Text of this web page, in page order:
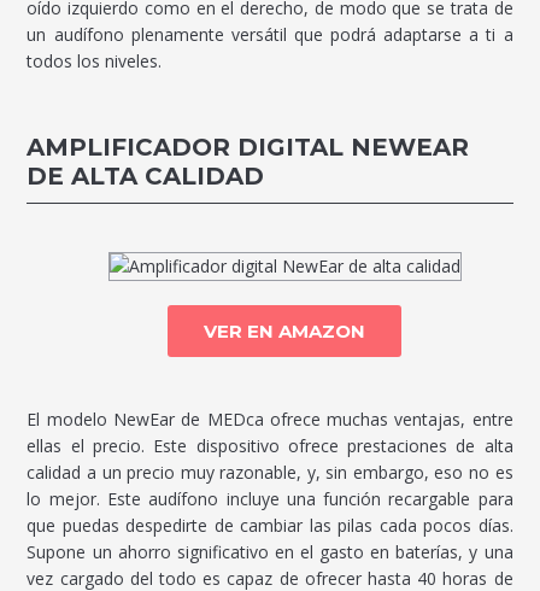
oído izquierdo como en el derecho, de modo que se trata de
un audífono plenamente versátil que podrá adaptarse a ti a
todos los niveles.
AMPLIFICADOR DIGITAL NEWEAR
DE ALTA CALIDAD
VER EN AMAZON
El modelo NewEar de MEDca ofrece muchas ventajas, entre
ellas el precio. Este dispositivo ofrece prestaciones de alta
calidad a un precio muy razonable, y, sin embargo, eso no es
lo mejor. Este audífono incluye una función recargable para
que puedas despedirte de cambiar las pilas cada pocos días.
Supone un ahorro significativo en el gasto en baterías, y una
vez cargado del todo es capaz de ofrecer hasta 40 horas de